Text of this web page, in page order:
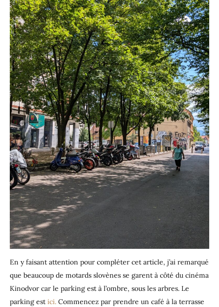
En y faisant attention pour compléter cet article, j’ai remarqué
que beaucoup de motards slovènes se garent à côté du cinéma
Kinodvor car le parking est à l’ombre, sous les arbres. Le
parking est ici. Commencez par prendre un café à la terrasse